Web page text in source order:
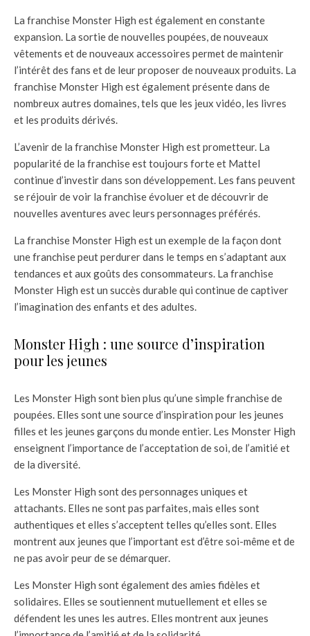
La franchise Monster High est également en constante
expansion. La sortie de nouvelles poupées, de nouveaux
vêtements et de nouveaux accessoires permet de maintenir
l’intérêt des fans et de leur proposer de nouveaux produits. La
franchise Monster High est également présente dans de
nombreux autres domaines, tels que les jeux vidéo, les livres
et les produits dérivés.
L’avenir de la franchise Monster High est prometteur. La
popularité de la franchise est toujours forte et Mattel
continue d’investir dans son développement. Les fans peuvent
se réjouir de voir la franchise évoluer et de découvrir de
nouvelles aventures avec leurs personnages préférés.
La franchise Monster High est un exemple de la façon dont
une franchise peut perdurer dans le temps en s’adaptant aux
tendances et aux goûts des consommateurs. La franchise
Monster High est un succès durable qui continue de captiver
l’imagination des enfants et des adultes.
Monster High : une source d’inspiration
pour les jeunes
Les Monster High sont bien plus qu’une simple franchise de
poupées. Elles sont une source d’inspiration pour les jeunes
filles et les jeunes garçons du monde entier. Les Monster High
enseignent l’importance de l’acceptation de soi, de l’amitié et
de la diversité.
Les Monster High sont des personnages uniques et
attachants. Elles ne sont pas parfaites, mais elles sont
authentiques et elles s’acceptent telles qu’elles sont. Elles
montrent aux jeunes que l’important est d’être soi-même et de
ne pas avoir peur de se démarquer.
Les Monster High sont également des amies fidèles et
solidaires. Elles se soutiennent mutuellement et elles se
défendent les unes les autres. Elles montrent aux jeunes